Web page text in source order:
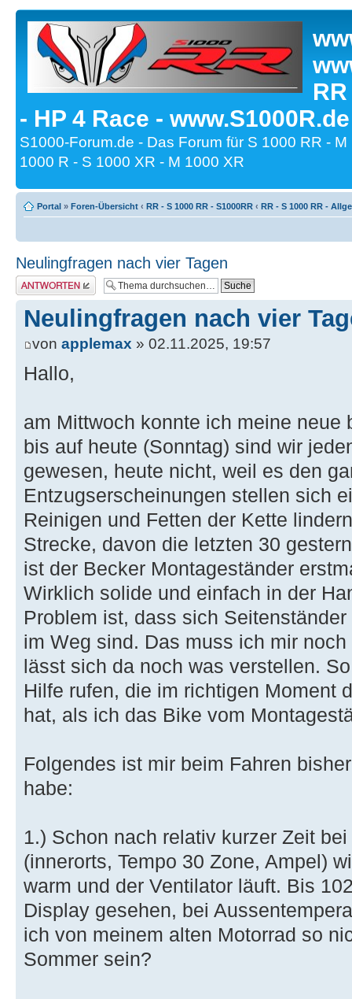
- HP 4 Race -
S1000-Forum.de - Das Forum für S 1000 RR -
1000 R - S 1000 XR - M 1000 XR
Portal » Foren-Übersicht ‹ RR - S 1000 RR - S1000RR ‹ RR - S 1000 RR -
Neulingfragen nach vier Tagen
Antwort erstellen
Neulingfragen nach vier
von applemax » 02.11.2025, 19:57
Hallo,
am Mittwoch konnte ich meine neue
bis auf heute (Sonntag) sind wir
gewesen, heute nicht, weil es den
Entzugserscheinungen stellen sich
Reinigen und Fetten der Kette
Strecke, davon die letzten 30
ist der Becker Montageständer
Wirklich solide und einfach in der
Problem ist, dass sich
im Weg sind. Das muss ich mir
lässt sich da noch was verstellen.
Hilfe rufen, die im richtigen Moment
hat, als ich das Bike vom
Folgendes ist mir beim Fahren
habe:
1.) Schon nach relativ kurzer Zeit
(innerorts, Tempo 30 Zone, Ampel)
warm und der Ventilator läuft. Bis
Display gesehen, bei
ich von meinem alten Motorrad so
Sommer sein?